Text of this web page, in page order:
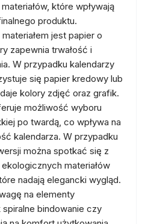
które wpływają
produktu.
jest papier o
zapewnia trwałość i
W przypadku kalendarzy
się papier kredowy lub
kolory zdjęć oraz grafik.
możliwość wyboru
po twardą, co wpływa na
kalendarza. W przypadku
można spotkać się z
materiałów
nadają elegancki wygląd.
na elementy
bindowanie czy